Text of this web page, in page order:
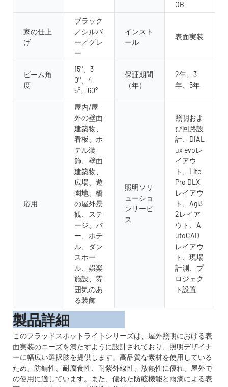
OB
家の仕上
げ
ブラック
／シルバ
ー／グレ
ー
インスト
ール
表面実装
ビーム角
度
15°、3
0°、4
5°、60°
保証期間
（年）
2年、3
年、5年
応用
屋内/屋
外の壁面
建築物、
看板、ホ
テル装
飾、壁面
建築物、
広場、遊
園地、橋
の屋外景
観、ステ
ージ、バ
ー、ホテ
ル、ダン
スホー
ル、娯楽
施設、雰
囲気のあ
る装飾
照明ソリ
ューショ
ンサービ
ス
照明およ
び回路設
計、DIAL
ux evoレ
イアウ
ト、Lite
Pro DLX
レイアウ
ト、Agi3
2レイア
ウト、A
utoCAD
レイアウ
ト、現場
計測、プ
ロジェク
ト設置
製品詳細
このフラッドスポットライトシリーズは、屋外照明における表
面実装のニーズを満たすように設計されており、照明デザイナ
ーに幅広い選択肢を提供します。高品質な素材を使用している
ため、防錆性、耐腐食性、耐紫外線性、放熱性に優れ、屋外で
の使用に適しています。また、優れた防眩機能と雨滴による表